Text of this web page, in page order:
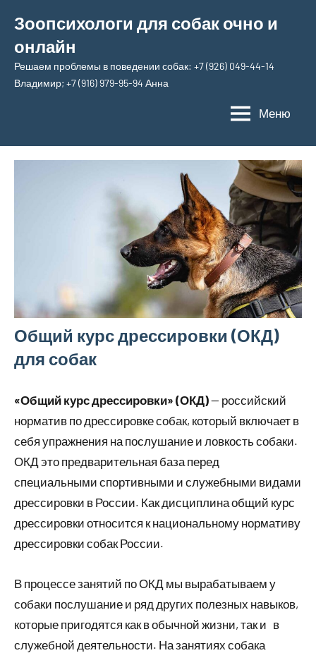
содержимому
Зоопсихологи для собак очно и
онлайн
Решаем проблемы в поведении собак: +7 (926) 049-44-14
Владимир; +7 (916) 979-95-94 Анна
Меню
Общий курс дрессировки (ОКД)
для собак
«Общий курс дрессировки» (ОКД)— российский
норматив по дрессировке собак, который включает в
себя упражнения на послушание и ловкость собаки.
ОКД это предварительная база перед
специальными спортивными и служебными видами
дрессировки в России. Как дисциплина общий курс
дрессировки относится к национальному нормативу
дрессировки собак России.
В процессе занятий по ОКД мы вырабатываем у
собаки послушание и ряд других полезных навыков,
которые пригодятся как в обычной жизни, так и в
служебной деятельности. На занятиях собака